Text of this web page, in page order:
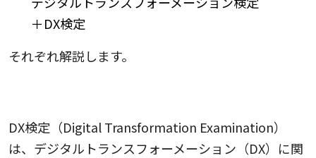
＋DX検定
それぞれ解説します。
DX検定（Digital Transformation Examination）
は、デジタルトランスフォーメーション（DX）に関